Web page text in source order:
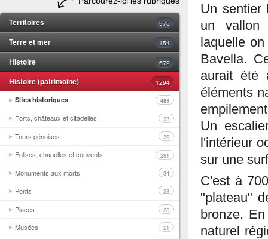
Territoires 975
Terre et mer 154
Histoire 679
Histoire (patrimoine)
1294
Sites historiques
483
Forts, châteaux et citadelles 33
Tours génoises 39
Eglises, chapelles et couvents 281
Monuments aux morts 34
Ponts 23
Places 20
Musées 21
Un sentier
un vallon
laquelle
Bavella.
aurait été
éléments
Un
l'intérieur
sur une
C'est à
"plateau"
bronze.
naturel